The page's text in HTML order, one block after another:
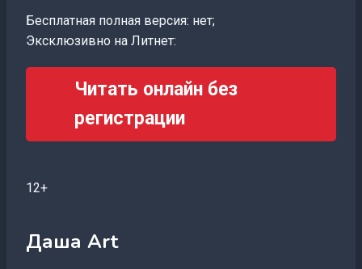
Бесплатная полная версия: нет;
Эксклюзивно на Литнет:
Читать онлайн без
регистрации
12+
Даша Art